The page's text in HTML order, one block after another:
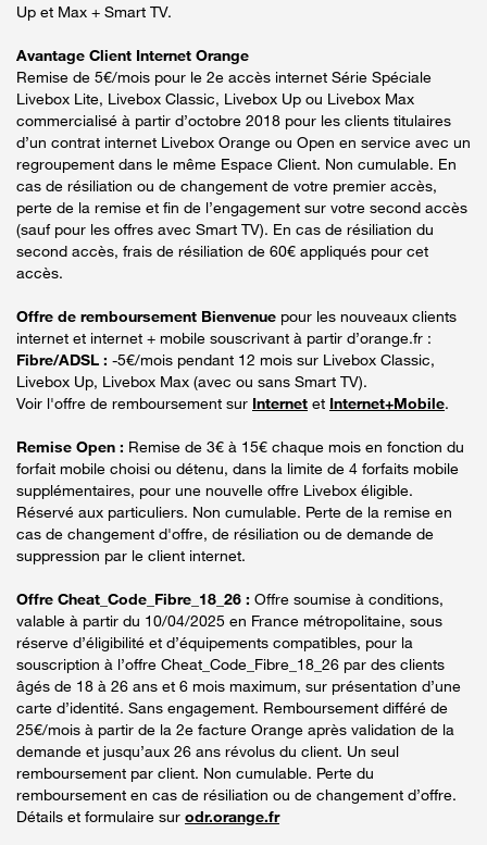
Up et Max + Smart TV.
Avantage Client Internet Orange
Remise de 5€/mois pour le 2e accès internet Série Spéciale
Livebox Lite, Livebox Classic, Livebox Up ou Livebox Max
commercialisé à partir d’octobre 2018 pour les clients titulaires
d’un contrat internet Livebox Orange ou Open en service avec un
regroupement dans le même Espace Client. Non cumulable. En
cas de résiliation ou de changement de votre premier accès,
perte de la remise et fin de l’engagement sur votre second accès
(sauf pour les offres avec Smart TV). En cas de résiliation du
second accès, frais de résiliation de 60€ appliqués pour cet
accès.
Offre de remboursement Bienvenue pour les nouveaux clients
internet et internet + mobile souscrivant à partir d’orange.fr :
Fibre/ADSL : -5€/mois pendant 12 mois sur Livebox Classic,
Livebox Up, Livebox Max (avec ou sans Smart TV).
Voir l'offre de remboursement sur Internet et Internet+Mobile.
Remise Open : Remise de 3€ à 15€ chaque mois en fonction du
forfait mobile choisi ou détenu, dans la limite de 4 forfaits mobile
supplémentaires, pour une nouvelle offre Livebox éligible.
Réservé aux particuliers. Non cumulable. Perte de la remise en
cas de changement d'offre, de résiliation ou de demande de
suppression par le client internet.
Offre Cheat_Code_Fibre_18_26 : Offre soumise à conditions,
valable à partir du 10/04/2025 en France métropolitaine, sous
réserve d’éligibilité et d’équipements compatibles, pour la
souscription à l’offre Cheat_Code_Fibre_18_26 par des clients
âgés de 18 à 26 ans et 6 mois maximum, sur présentation d’une
carte d’identité. Sans engagement. Remboursement différé de
25€/mois à partir de la 2e facture Orange après validation de la
demande et jusqu’aux 26 ans révolus du client. Un seul
remboursement par client. Non cumulable. Perte du
remboursement en cas de résiliation ou de changement d’offre.
Détails et formulaire sur odr.orange.fr